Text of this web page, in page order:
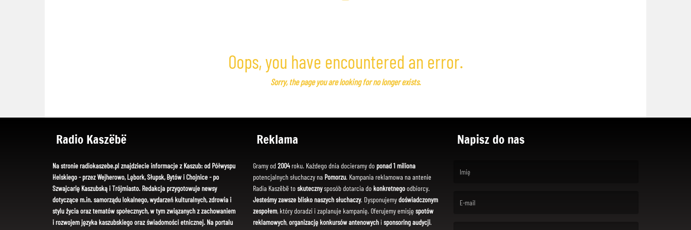
Oops, you have encountered an error.
Sorry, the page you are looking for no longer exists.
Radio Kaszëbë
Na stronie radiokaszebe.pl znajdziecie informacje z Kaszub: od Półwyspu
Helskiego - przez Wejherowo, Lębork, Słupsk, Bytów i Chojnice - po
Szwajcarię Kaszubską i Trójmiasto. Redakcja przygotowuje newsy
dotyczące m.in. samorządu lokalnego, wydarzeń kulturalnych, zdrowia i
stylu życia oraz tematów społecznych, w tym związanych z zachowaniem
i rozwojem języka kaszubskiego oraz świadomości etnicznej. Na portalu
Reklama
Gramy od 2004roku. Każdego dnia docieramy do ponad 1 miliona
potencjalnych słuchaczy na Pomorzu. Kampania reklamowa na antenie
Radia Kaszëbë toskutecznysposób dotarcia dokonkretnegoodbiorcy.
Jesteśmy zawsze blisko naszych słuchaczy. Dysponujemydoświadczonym
zespołem, który doradzi i zaplanuje kampanię. Oferujemy emisję spotów
reklamowych,organizację konkursów antenowychi sponsoring audycji.
Napisz do nas